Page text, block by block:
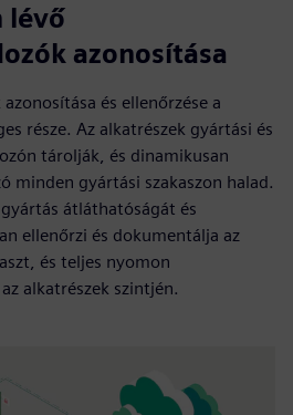
lévő
azonosítása
és ellenőrzése a
része. Az alkatrészek gyártási és
tárolják, és dinamikusan
minden gyártási szakaszon halad.
gyártás átláthatóságát és
ellenőrzi és dokumentálja az
és teljes nyomon
alkatrészek szintjén.